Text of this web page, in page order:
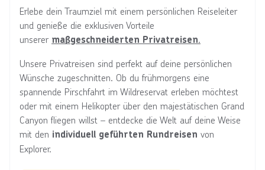
Erlebe dein Traumziel mit einem persönlichen Reiseleiter
und genieße die exklusiven Vorteile
unserer maßgeschneiderten Privatreisen.
Unsere Privatreisen sind perfekt auf deine persönlichen
Wünsche zugeschnitten. Ob du frühmorgens eine
spannende Pirschfahrt im Wildreservat erleben möchtest
oder mit einem Helikopter über den majestätischen Grand
Canyon fliegen willst – entdecke die Welt auf deine Weise
mit den individuell geführten Rundreisen von
Explorer.